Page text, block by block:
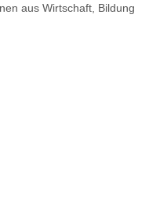
aus Wirtschaft, Bildung